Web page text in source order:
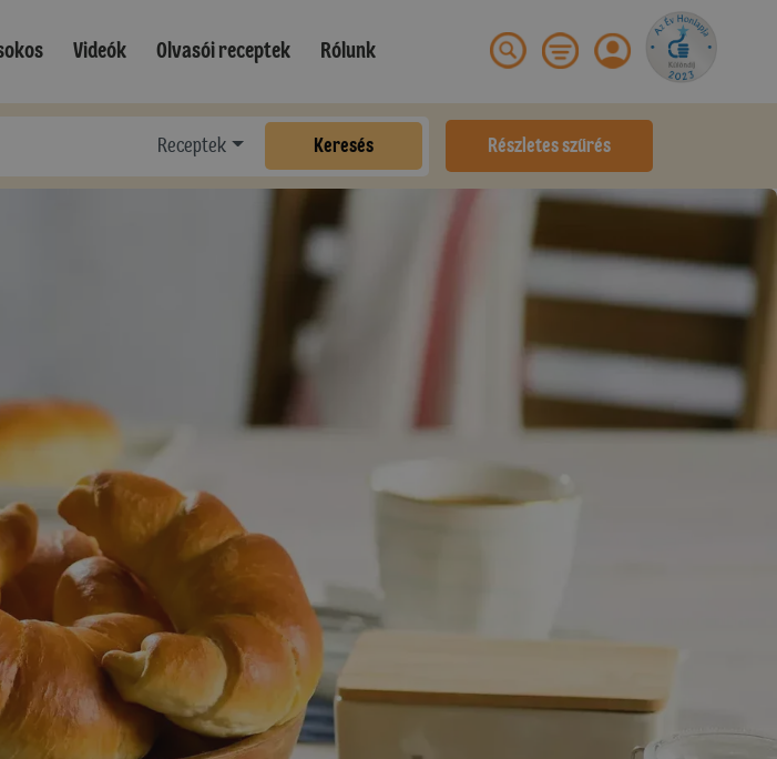
Videók Olvasói receptek Rólunk
Receptek Keresés Részletes szűrés